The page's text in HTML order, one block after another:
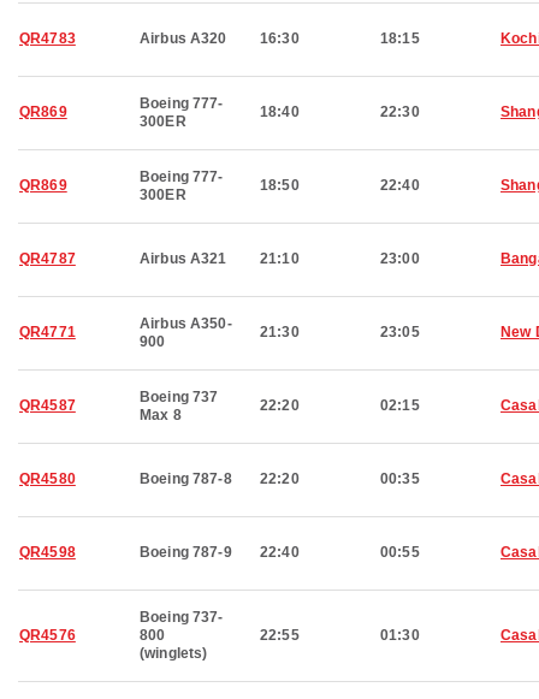
QR4783 Airbus A320 16:30 18:15
QR869
Boeing 777-
300ER
18:40 22:30
QR869
Boeing 777-
300ER
18:50 22:40
QR4787 Airbus A321 21:10 23:00
QR4771
Airbus A350-
900
21:30 23:05 New
QR4587
Boeing 737
Max 8
22:20 02:15
QR4580 Boeing 787-8 22:20 00:35
QR4598 Boeing 787-9 22:40 00:55
QR4576
Boeing 737-
800
(winglets)
22:55 01:30